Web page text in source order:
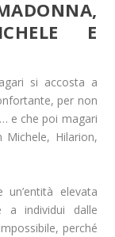
E
si accosta a
per non
e che poi magari
Hilarion,
elevata
a individui dalle
perché